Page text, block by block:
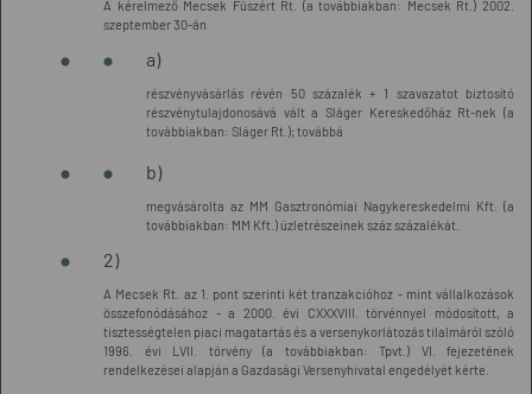
A kérelmező Mecsek Füszért Rt. (a továbbiakban: Mecsek Rt.) 2002.
szeptember 30-án
a)
részvényvásárlás révén 50 százalék + 1 szavazatot biztosító
részvénytulajdonosává vált a Sláger Kereskedőház Rt-nek (a
továbbiakban: Sláger Rt.); továbbá
b)
megvásárolta az MM Gasztronómiai Nagykereskedelmi Kft. (a
továbbiakban: MM Kft.) üzletrészeinek száz százalékát.
2)
A Mecsek Rt. az 1. pont szerinti két tranzakcióhoz - mint vállalkozások
összefonódásához - a 2000. évi CXXXVIII. törvénnyel módosított, a
tisztességtelen piaci magatartás és a versenykorlátozás tilalmáról szóló
1996. évi LVII. törvény (a továbbiakban: Tpvt.) VI. fejezetének
rendelkezései alapján a Gazdasági Versenyhivatal engedélyét kérte.